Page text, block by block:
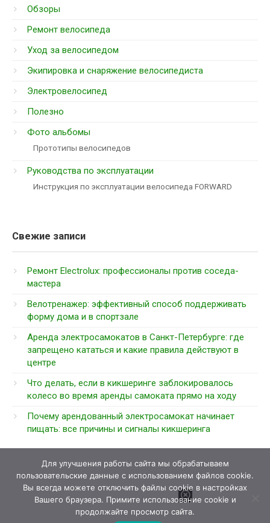
Обзоры
Ремонт велосипеда
Уход за велосипедом
Экипировка и снаряжение велосипедиста
Электровелосипед
Полезно
Фото альбомы
Прототипы велосипедов
Руководства по эксплуатации
Инструкция по эксплуатации велосипеда FORWARD
Свежие записи
Ремонт Electrolux: профессионалы против соседа-
мастера
Велотренажер: эффективный способ поддерживать
форму дома и в спортзале
Аренда электросамокатов в Санкт-Петербурге: где
запрещено кататься и какие правила действуют в
центре
Что делать, если в кикшеринге заблокировалось
колесо во время аренды самоката прямо на ходу
Почему арендованный электросамокат начинает
пищать: все причины и сигналы кикшеринга
Для улучшения работы сайта мы обрабатываем
пользовательские данные с использованием файлов cookie.
Вы всегда можете отключить файлы cookie в настройках
Вашего браузера. Примите использование cookie и
продолжайте просмотр сайта.